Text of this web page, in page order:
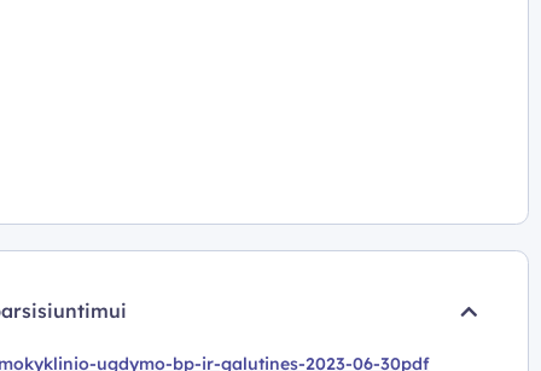
ugdymo-bp-ir-galutines-2023-06-30pdf